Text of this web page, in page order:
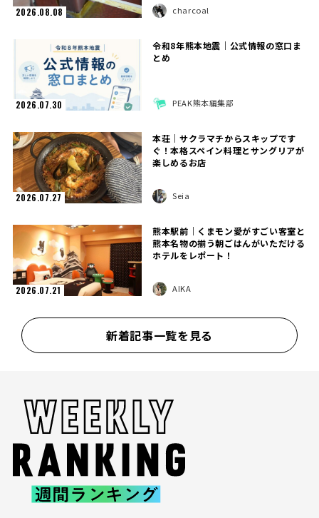
2026.08.08 charcoal
2026.07.30
令和8年熊本地震｜公式情報の窓口ま
とめ
PEAK熊本編集部
2026.07.27
本荘｜サクラマチからスキップです
ぐ！本格スペイン料理とサングリアが
楽しめるお店
Seia
2026.07.21
熊本駅前｜くまモン愛がすごい客室と
熊本名物の揃う朝ごはんがいただける
ホテルをレポート！
AIKA
新着記事一覧を見る